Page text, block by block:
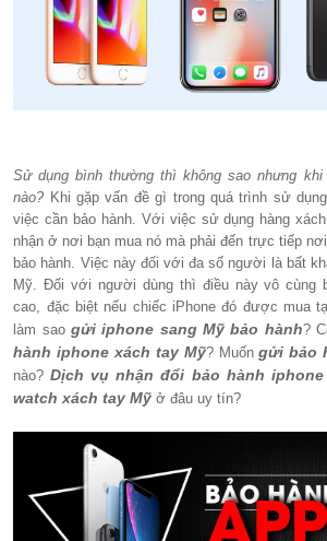
Sử dụng bình thường thì không sao nhưng
nào? Khi gặp vấn đề gì trong quá trình sử
việc cần bảo hành. Với việc sử dụng hàng
nhận ở nơi bạn mua nó mà phải đến trực tiếp
bảo hành. Việc này đối với đa số người là bất
Mỹ. Đối với người dùng thì điều này vô cùng
cao, đặc biệt nếu chiếc iPhone đó được mua
làm sao gửi iphone sang Mỹ bảo hành?
hành iphone xách tay Mỹ? Muốngửi bảo
nào?Dịch vụ nhận đổi bảo hành
watch xách tay Mỹ ở đâu uy tín?